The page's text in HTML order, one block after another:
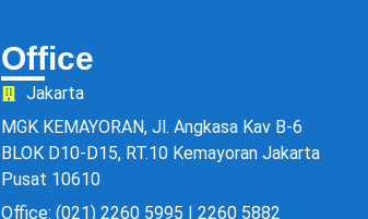
Office
Jakarta
MGK KEMAYORAN, Jl. Angkasa Kav B-6
BLOK D10-D15, RT.10 Kemayoran Jakarta
Pusat 10610
Office: (021) 2260 5995 | 2260 5882